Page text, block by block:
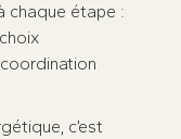
chaque étape :
c’est